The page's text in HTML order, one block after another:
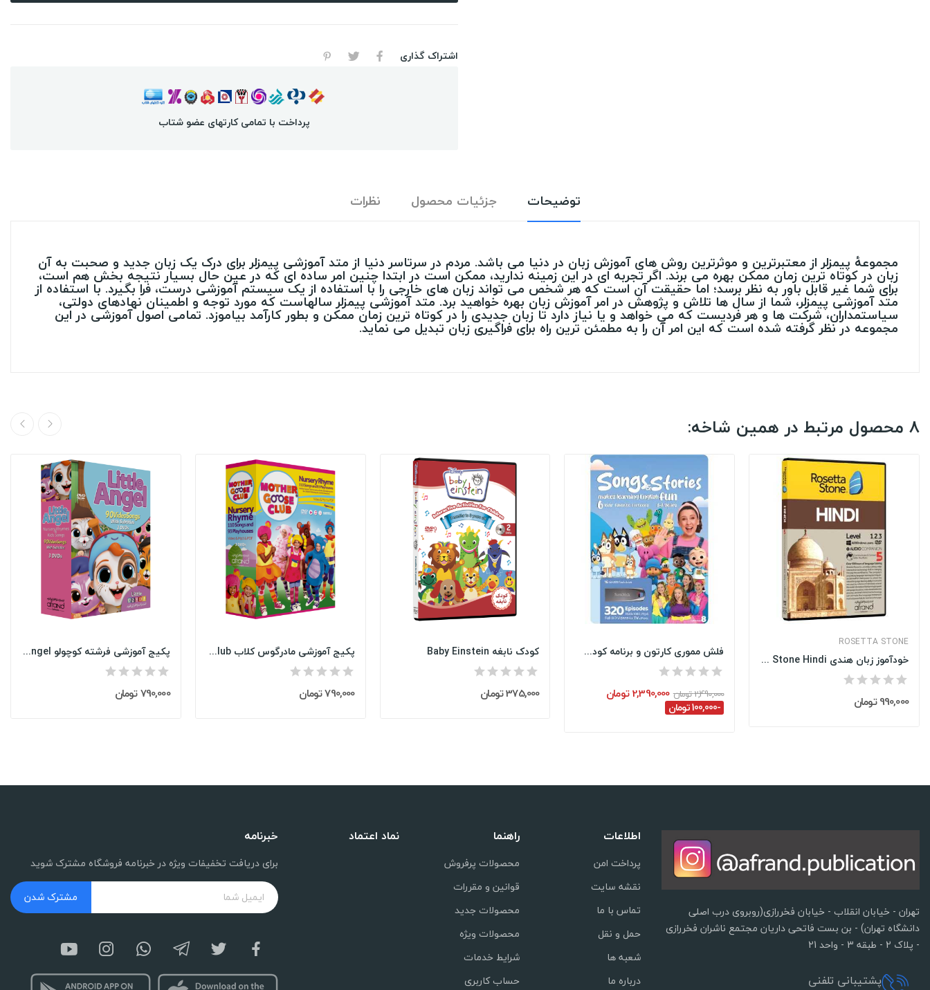
اشتراک گذاری
پرداخت با تمامی کارتهای عضو شتاب
توضیحات جزئیات محصول نظرات
مجموعۀ پیمزلر از معتبرترین و موثرترین روش های آموزش زبان در دنیا می باشد. مردم در سرتاسر دنیا از متد آموزشی پیمزلر برای درک یک زبان جدید و صحبت به آن
زبان در کوتاه ترین زمان ممکن بهره می برند. اگر تجربه ای در این زمینه ندارید، ممکن است در ابتدا چنین امر ساده ای که در عین حال بسیار نتیجه بخش هم است،
برای شما غیر قابل باور به نظر برسد؛ اما حقیقت آن است که هر شخص می تواند زبان های خارجی را با استفاده از یک سیستم آموزشی درست، فرا بگیرد. با استفاده از
متد آموزشی پیمزلر، شما از سال ها تلاش و پژوهش در امر آموزش زبان بهره خواهید برد. متد آموزشی پیمزلر سالهاست که مورد توجه و اطمینان نهادهای دولتی،
سیاستمداران، شرکت ها و هر فردیست که می خواهد و یا نیاز دارد تا زبان جدیدی را در کوتاه ترین زمان ممکن و بطور کارآمد بیاموزد. تمامی اصول آموزشی در این
مجموعه در نظر گرفته شده است که این امر آن را به مطمئن ترین راه برای فراگیری زبان تبدیل می نماید.
8 محصول مرتبط در همین شاخه:
پکیج آموزشی فرشته کوچولو Little Angel
790,000 تومان
پکیج آموزشی مادرگوس کلاب Mother Goose Club
790,000 تومان
کودک نابغه Baby Einstein
375,000 تومان
فلش مموری کارتون و برنامه کودک انگلیسی | ۶...
2,490,000 تومان 2,390,000 تومان
-100,000 تومان
ROSETTA STONE
خودآموز زبان هندی Rosetta Stone Hindi
990,000 تومان
تهران - خیابان انقلاب - خیابان فخررازی(روبروی درب اصلی
دانشگاه تهران) - بن بست فاتحی داریان مجتمع ناشران فخررازی
- پلاک 2 - طبقه 3 - واحد 21
پشتیبانی تلفنی
اطلاعات
پرداخت امن
نقشه سایت
تماس با ما
حمل و نقل
شعبه ها
درباره ما
راهنما
محصولات پرفروش
قوانین و مقررات
محصولات جدید
محصولات ویژه
شرایط خدمات
حساب کاربری
نماد اعتماد خبرنامه
برای دریافت تخفیفات ویژه در خبرنامه فروشگاه مشترک شوید
مشترک شدن